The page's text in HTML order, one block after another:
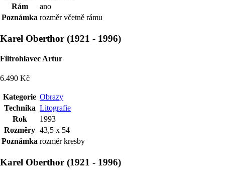
Rám
ano
Poznámka rozměr včetně rámu
Karel Oberthor (1921 - 1996)
Filtrohlavec Artur
6.490 Kč
Kategorie Obrazy
Technika Litografie
Rok
1993
Rozměry 43,5 x 54
Poznámka rozměr kresby
Karel Oberthor (1921 - 1996)